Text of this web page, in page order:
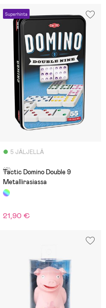
Superhinta
5 JÄLJELLÄ
(2)
Tactic Domino Double 9
Metallirasiassa
21,90 €